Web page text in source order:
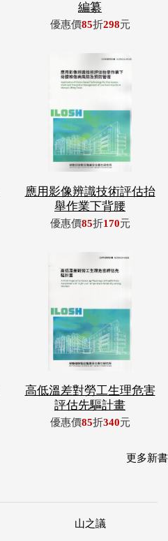
編纂
優惠價85折298元
應用影像辨識技術評估抬
舉作業下背腰
優惠價85折170元
高低溫差對勞工生理危害
評估先驅計畫
優惠價85折340元
更多新書
山之議